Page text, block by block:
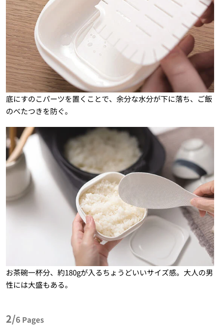
底にすのこパーツを置くことで、余分な水分が下に落ち、ご飯
のべたつきを防ぐ。
お茶碗一杯分、約180gが入るちょうどいいサイズ感。大人の男
性には大盛もある。
2/6 Pages